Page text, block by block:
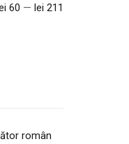
60 — lei 211
român